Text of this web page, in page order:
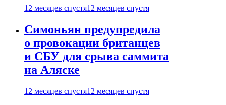
12 месяцев спустя12 месяцев спустя
Симоньян предупредила
о провокации британцев
и СБУ для срыва саммита
на Аляске
12 месяцев спустя12 месяцев спустя